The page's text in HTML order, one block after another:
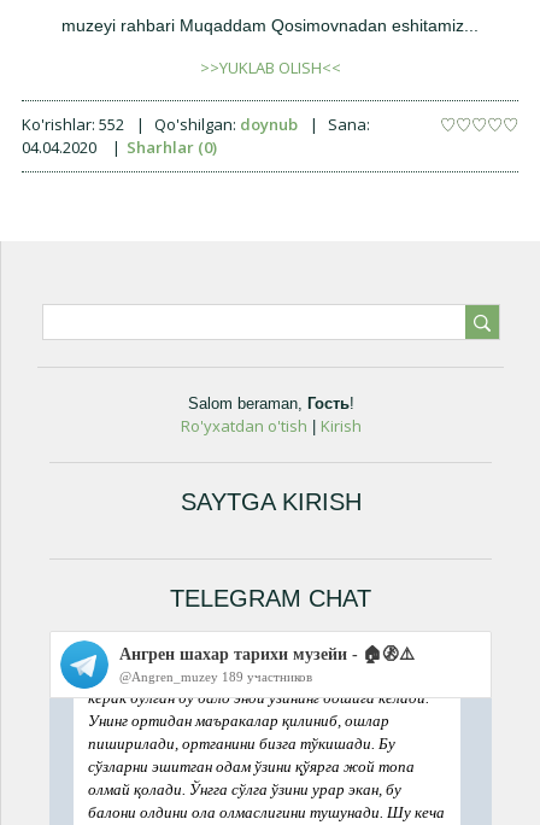
muzeyi rahbari Muqaddam Qosimovnadan eshitamiz...
>>YUKLAB OLISH<<
Ko'rishlar: 552 | Qo'shilgan: doynub |
Sana:
04.04.2020
| Sharhlar (0)
Salom beraman, Гость!
Ro'yxatdan o'tish Kirish
SAYTGA KIRISH
TELEGRAM CHAT